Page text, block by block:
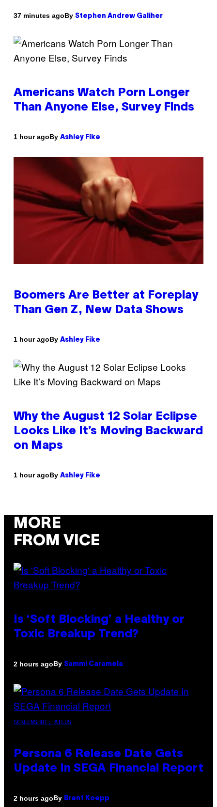
37 minutes agoBy Stephen Andrew Galiher
Americans Watch Porn Longer
Than Anyone Else, Survey Finds
1 hour agoBy Ashley Fike
Boomers Are Better at Foreplay
Than Gen Z, New Data Shows
1 hour agoBy Ashley Fike
Why the August 12 Solar Eclipse
Looks Like It’s Moving Backward
on Maps
1 hour agoBy Ashley Fike
MORE
FROM VICE
Is ‘Soft Blocking’ a Healthy or
Toxic Breakup Trend?
2 hours agoBy Sammi Caramela
SCREENSHOT: ATLUS
Persona 6 Release Date Gets
Update In SEGA Financial Report
2 hours agoBy Brent Koepp